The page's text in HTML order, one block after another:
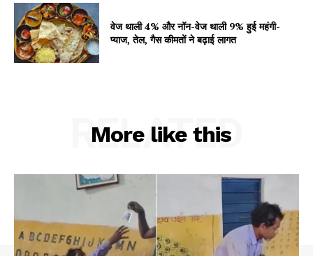
वेज थाली 4% और नॉन-वेज थाली 9% हुई महंगी-
प्याज, तेल, गैस कीमतों ने बढ़ाई लागत
More like this
RELATED